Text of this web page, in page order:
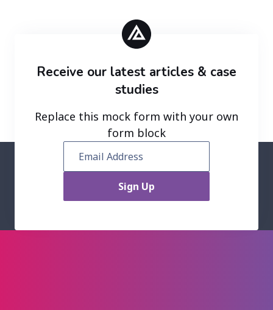
Receive our latest articles & case
studies
Replace this mock form with your own
form block
Email Address
Sign Up